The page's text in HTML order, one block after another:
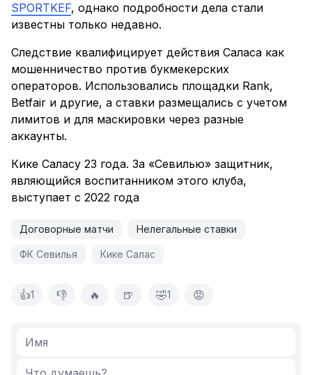
SPORTKEF, однако подробности дела стали
известны только недавно.
Следствие квалифицирует действия Саласа как
мошенничество против букмекерских
операторов. Использовались площадки Rank,
Betfair и другие, а ставки размещались с учетом
лимитов и для маскировки через разные
аккаунты.
Кике Саласу 23 года. За «Севилью» защитник,
являющийся воспитанником этого клуба,
выступает с 2022 года
Договорные матчи Нелегальные ставки
ФК Севилья Кике Салас
👍1 👎 🔥 🍺 🤣1 😡